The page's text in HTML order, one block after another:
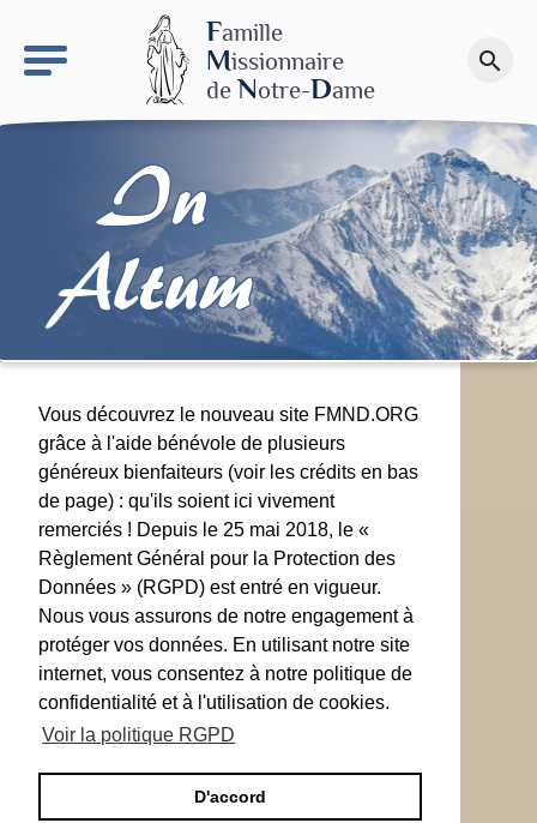
Famille
Missionnaire
de Notre-Dame
search
Faire un don
In
Altum
Vous découvrez le nouveau site FMND.ORG
grâce à l'aide bénévole de plusieurs
généreux bienfaiteurs (voir les crédits en bas
de page) : qu'ils soient ici vivement
remerciés ! Depuis le 25 mai 2018, le «
Règlement Général pour la Protection des
Données » (RGPD) est entré en vigueur.
Nous vous assurons de notre engagement à
protéger vos données. En utilisant notre site
internet, vous consentez à notre politique de
confidentialité et à l'utilisation de cookies.
Voir la politique RGPD
D'accord